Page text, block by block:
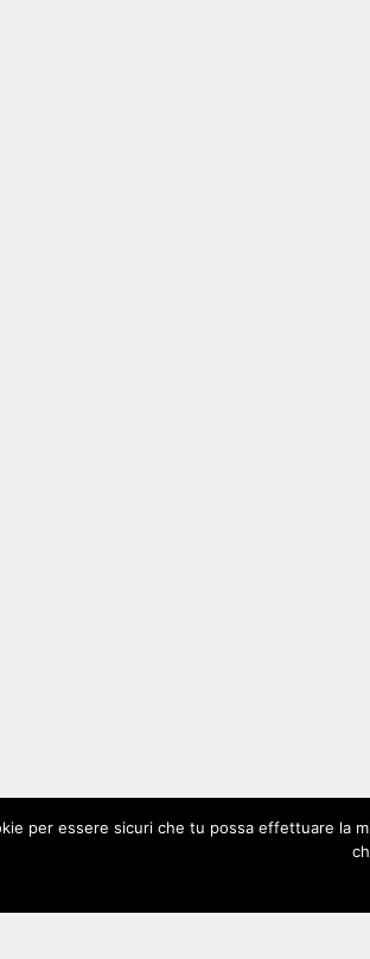
per essere sicuri che tu possa effettuare la